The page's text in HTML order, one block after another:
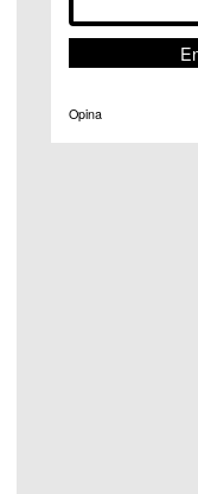
Opina